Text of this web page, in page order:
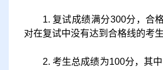
1. 复试成绩满分300分，合
对在复试中没有达到合格线的考生
2. 考生总成绩为100分，其